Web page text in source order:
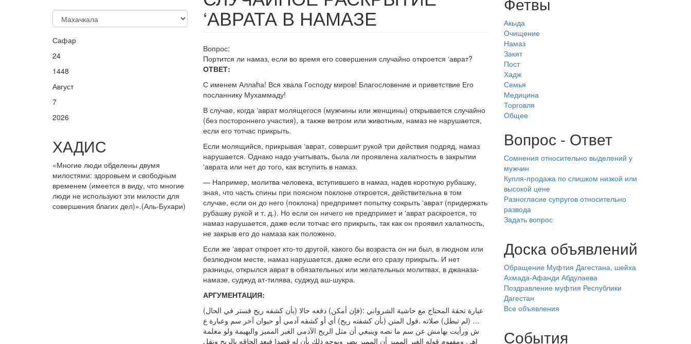
‘АВРАТА В НАМАЗЕ
Вопрос:
Портится ли намаз, если во время его совершения случайно откроется ‘аврат?
ОТВЕТ:
С именем Аллаhа! Вся хвала Господу миров! Благословение и приветствие Его
посланнику Мухаммаду!
В случае, когда ‘аврат молящегося (мужчины или женщины) открывается случайно
(без постороннего участия), а также ветром или животным, намаз не нарушается,
если его тотчас прикрыть.
Если молящийся, прикрывая ‘аврат, совершит рукой три действия подряд, намаз
нарушается. Однако надо учитывать, была ли проявлена халатность в закрытии
‘аврата или нет до того, как вступить в намаз.
— Например, молитва человека, вступившего в намаз, надев короткую рубашку,
зная, что часть спины при поясном поклоне откроется, действительна в том
случае, если он до него (поклона) предпримет попытку сокрыть ‘аврат (придержать
рубашку рукой и т. д.). Но если он ничего не предпримет и ‘аврат раскроется, то
намаз нарушается, даже если тотчас его прикрыть, так как он проявил халатность,
не закрыв его до намаза как положено.
Если же ‘аврат откроет кто-то другой, какого бы возраста он ни был, в людном или
безлюдном месте, намаз нарушается, даже если его сразу прикрыть. И нет
разницы, открылся аврат в обязательных или желательных молитвах, в джаназа-
намазе, суджуд ат-тилява, суджуд аш-шукра.
АРГУМЕНТАЦИЯ:
عبارة تحفة المحتاج مع حاشية الشرواني :(فإن أمكن) دفعه حالا (بأن كشفه ريح فستر في الحال)
… (لم تبطل) صلاته .قول المتن (بأن كشفته ريح) أي أو كشفه آدمي أو حيوان آخر سم وعبارة ع
ش ورأيت بهامش عن سم ما نصه وينبغي أن مثل الريح الآدمي الغير المميز والبهيمة ولو معلمة
اهـ . ومفهوم قوله الغير المميز أن المميز يضر ويوجه ذلك بأن له قصدا فبعد إلحاقه بالريح ونقل
Сафар
24
1448
Август
7
2026
ХАДИС
«Многие люди обделены двумя
милостями: здоровьем и свободным
временем (имеется в виду, что многие
люди не используют эти милости для
совершения благих дел)».(Аль-Бухари)
Акыда
Очищение
Намаз
Закят
Пост
Хадж
Семья
Медицина
Торговля
Общее
Вопрос - Ответ
Сомнения относительно выделений у
мужчин
Купля-продажа по слишком низкой или
высокой цене
Разногласие супругов относительно
развода
Задать вопрос
Доска объявлений
Обращение Муфтия Дагестана, шейха
Ахмада-Афанди Абдулаева
Поздравление муфтия Республики
Дагестан
Все объявления
События